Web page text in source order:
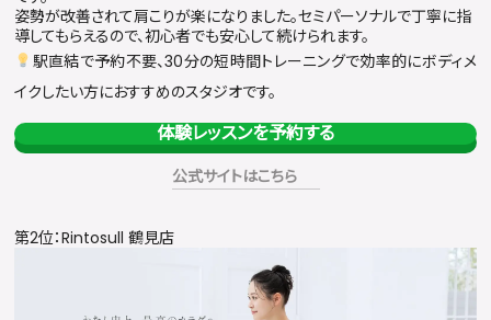
姿勢が改善されて肩こりが楽になりました。セミパーソナルで丁寧に指
導してもらえるので、初心者でも安心して続けられます。
駅直結で予約不要、30分の短時間トレーニングで効率的にボディメ
イクしたい方におすすめのスタジオです。
体験レッスンを予約する
公式サイトはこちら
第2位：Rintosull 鶴見店